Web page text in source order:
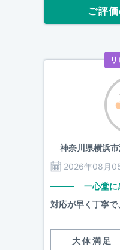
ご評
神奈川県横浜
2026年08月
一心堂に
対応が早く丁寧で
大体満足